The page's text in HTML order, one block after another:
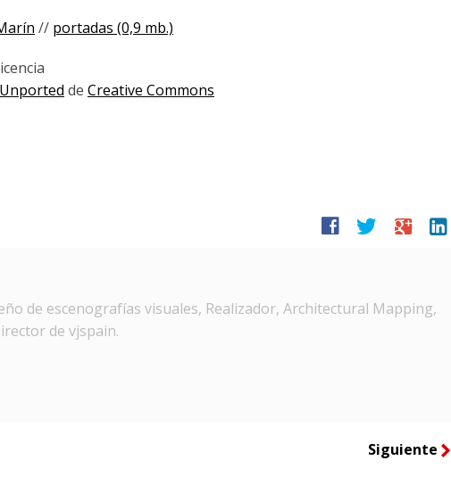
// portadas (0,9 mb.)
de Creative Commons
facebook twitter google linkedin
de escenografías visuales, Realizador, Architectural Mapping,
de vjspain.
Siguiente right